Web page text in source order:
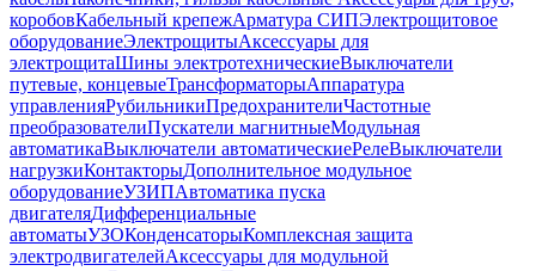
коробовКабельный крепежАрматура СИПЭлектрощитовое
оборудованиеЭлектрощитыАксессуары для
электрощитаШины электротехническиеВыключатели
путевые, концевыеТрансформаторыАппаратура
управленияРубильникиПредохранителиЧастотные
преобразователиПускатели магнитныеМодульная
автоматикаВыключатели автоматическиеРелеВыключатели
нагрузкиКонтакторыДополнительное модульное
оборудованиеУЗИПАвтоматика пуска
двигателяДифференциальные
автоматыУЗОКонденсаторыКомплексная защита
электродвигателейАксессуары для модульной